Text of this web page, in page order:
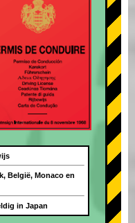
België, Monaco en
in Japan